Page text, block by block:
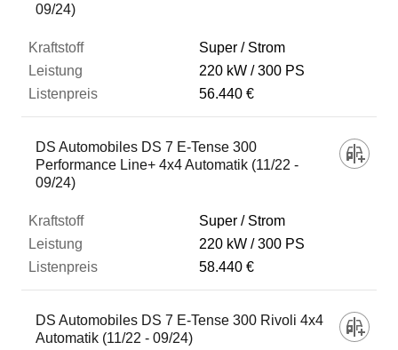
09/24)
Super / Strom
220 kW
300 PS
56.440 €
DS Automobiles DS 7 E-Tense 300
Performance Line+ 4x4 Automatik (11/22 -
09/24)
Super / Strom
220 kW
300 PS
58.440 €
DS Automobiles DS 7 E-Tense 300 Rivoli 4x4
Automatik (11/22 - 09/24)